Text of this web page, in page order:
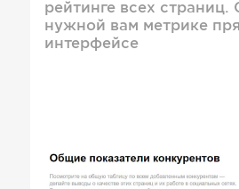
рейтинге всех страниц.
нужной вам метрике
интерфейсе